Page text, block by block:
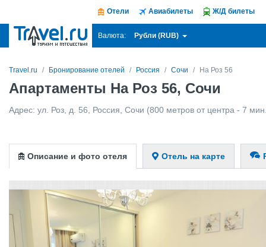
Отели Авиабилеты Ж/Д билеты
Валюта: Рубли (RUB)
Travel.ru Бронирование отелей Россия Сочи На Роз 56
Апартаменты На Роз 56, Сочи
Адрес: ул. Роз, д. 56 Россия Сочи (800 метров от центра - 7
Описание и фото отеля Отель на карте